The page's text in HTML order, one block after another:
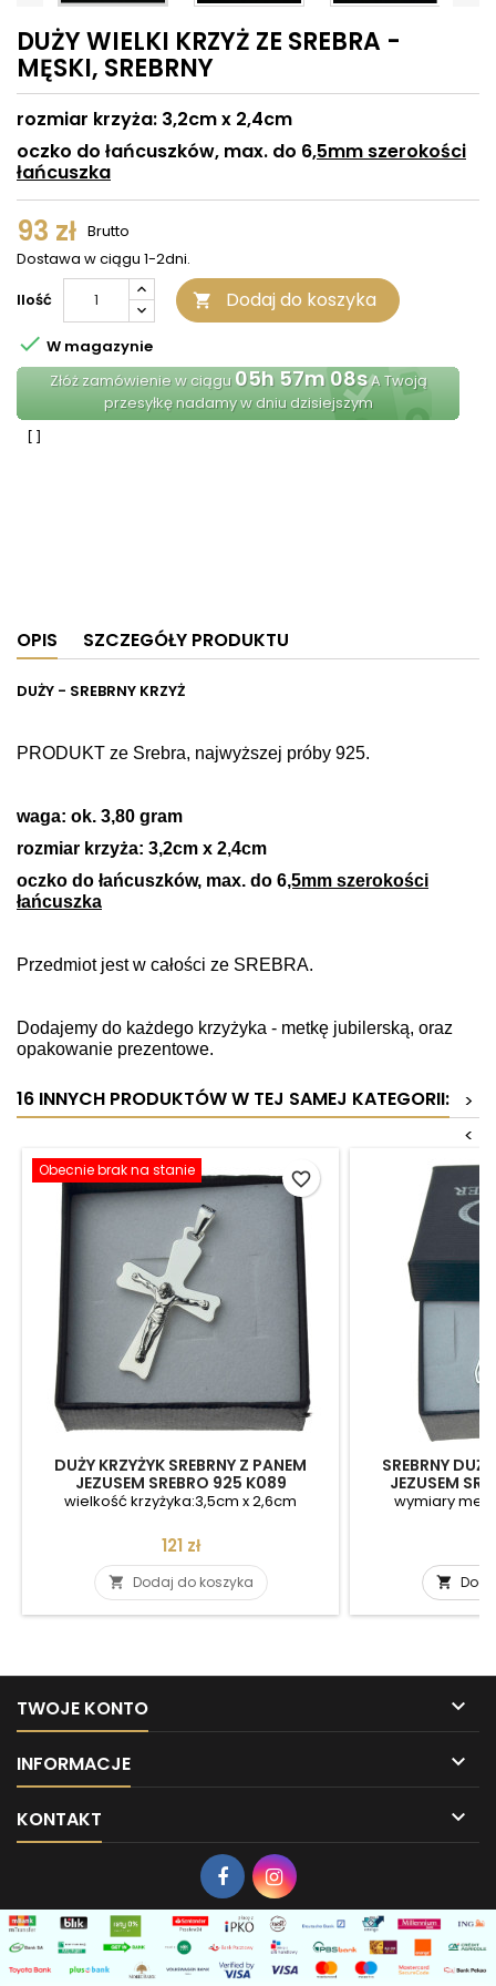
DUŻY WIELKI KRZYŻ ZE SREBRA -
MĘSKI, SREBRNY
rozmiar krzyża: 3,2cm x 2,4cm
oczko do łańcuszków, max. do 6,5mm szerokości
łańcuszka
93 zł Brutto
Dostawa w ciągu 1-2dni.
Ilość
 Dodaj do koszyka
 W magazynie
Złóż zamówienie w ciągu 05h 57m 08sA Twoją
przesyłkę nadamy w dniu dzisiejszym
OPIS SZCZEGÓŁY PRODUKTU
DUŻY - SREBRNY KRZYŻ
PRODUKT ze Srebra, najwyższej próby 925.
waga: ok. 3,80 gram
rozmiar krzyża: 3,2cm x 2,4cm
oczko do łańcuszków, max. do 6,5mm szerokości
łańcuszka
Przedmiot jest w całości ze SREBRA.
Dodajemy do każdego krzyżyka - metkę jubilerską, oraz
opakowanie prezentowe.
16 INNYCH PRODUKTÓW W TEJ SAMEJ KATEGORII:
>
<
Obecnie brak na stanie
DUŻY KRZYŻYK SREBRNY Z PANEM
JEZUSEM SREBRO 925 K089
wielkość krzyżyka:3,5cm x 2,6cm
Cena
121 zł
 Dodaj do koszyka
favorite_border
SREBRNY
JEZUSEM
wymiary

TWOJE KONTO 
INFORMACJE 
KONTAKT 